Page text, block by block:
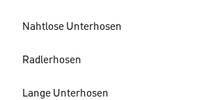
Nahtlose Unterhosen
Radlerhosen
Lange Unterhosen